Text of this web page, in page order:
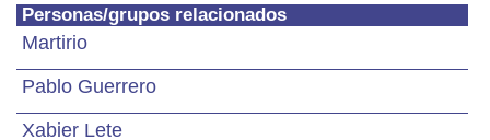
Personas/grupos relacionados
Martirio
Pablo Guerrero
Xabier Lete